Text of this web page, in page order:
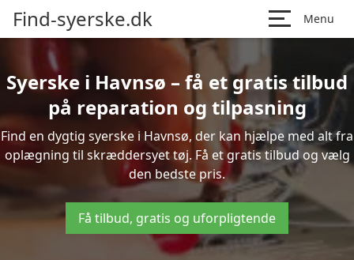
Find-syerske.dk Menu
Syerske i Havnsø – få et gratis tilbud
på reparation og tilpasning
Find en dygtig syerske i Havnsø, der kan hjælpe med alt fra
oplægning til skræddersyet tøj. Få et gratis tilbud og vælg
den bedste pris.
Få tilbud, gratis og uforpligtende